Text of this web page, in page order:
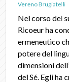
Vereno Brugiatelli
Nel corso del
Ricoeur ha
ermeneutico
potere del
dimensioni
del Sé. Egli ha